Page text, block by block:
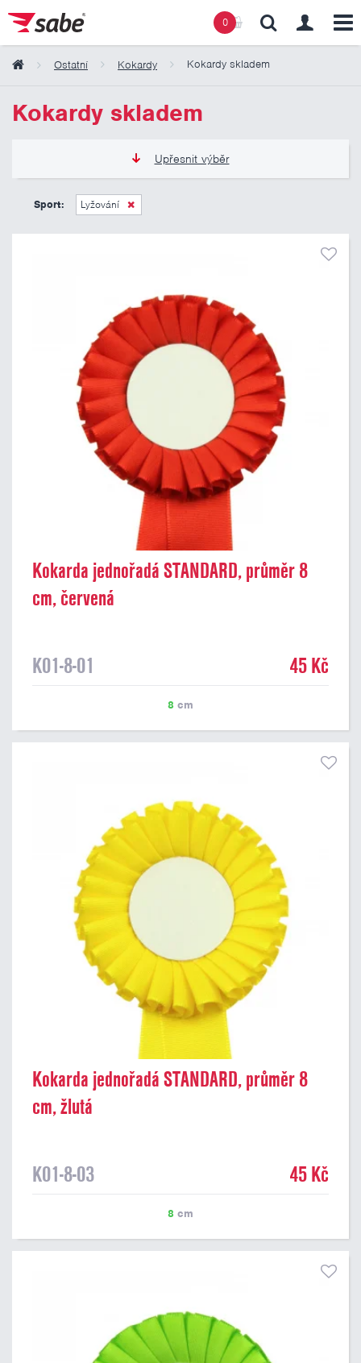
0
Ostatní Kokardy Kokardy skladem
Kokardy skladem
Upřesnit výběr
45 Kč
Sport: Lyžování
Kokarda jednořadá STANDARD, průměr 8
cm, červená
K01-8-01 45 Kč
8 cm
Kokarda jednořadá STANDARD, průměr 8
cm, žlutá
K01-8-03 45 Kč
8 cm
Obsah košíku